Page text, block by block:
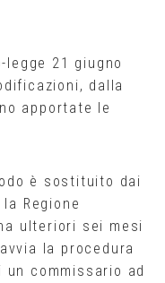
21 giugno
dalla
apportate le
è sostituito dai
Regione
ulteriori sei mesi
la procedura
commissario ad